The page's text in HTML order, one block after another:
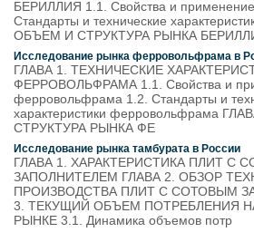
БЕРИЛЛИЯ 1.1. Свойства и применение
Стандарты и технические
ОБЪЕМ И СТРУКТУРА РЫНКА
Исследование рынка ферровольфрама в
ГЛАВА 1. ТЕХНИЧЕСКИЕ
ФЕРРОВОЛЬФРАМА 1.1. Свойства и
ферровольфрама 1.2. Стандарты и
характеристики ферровольфрама
СТРУКТУРА РЫНКА ФЕ
Исследование рынка тамбурата в России
ГЛАВА 1. ХАРАКТЕРИСТИКА ПЛИТ С
ЗАПОЛНИТЕЛЕМ ГЛАВА 2. ОБЗОР
ПРОИЗВОДСТВА ПЛИТ С СОТОВЫМ
3. ТЕКУЩИЙ ОБЪЕМ ПОТРЕБЛЕНИЯ
РЫНКЕ 3.1. Динамика объемов потр